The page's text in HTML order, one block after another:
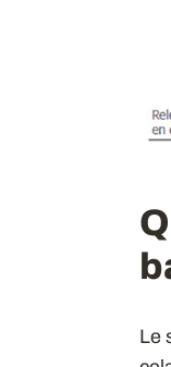
Le